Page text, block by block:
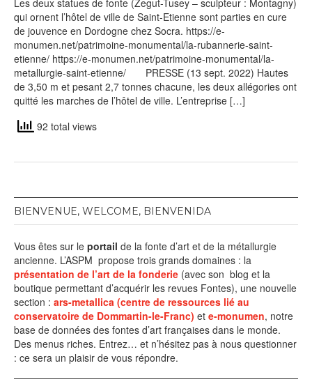
2022
Les deux statues de fonte (Zegut-Tusey – sculpteur : Montagny)
qui ornent l’hôtel de ville de Saint-Etienne sont parties en cure
de jouvence en Dordogne chez Socra. https://e-
monumen.net/patrimoine-monumental/la-rubannerie-saint-
etienne/ https://e-monumen.net/patrimoine-monumental/la-
metallurgie-saint-etienne/ PRESSE (13 sept. 2022) Hautes
de 3,50 m et pesant 2,7 tonnes chacune, les deux allégories ont
quitté les marches de l’hôtel de ville. L’entreprise […]
92 total views
BIENVENUE, WELCOME, BIENVENIDA
Vous êtes sur le portail de la fonte d’art et de la métallurgie
ancienne. L’ASPM propose trois grands domaines : la
présentation de l’art de la fonderie (avec son blog et la
boutique permettant d’acquérir les revues Fontes), une nouvelle
section : ars-metallica (centre de ressources lié au
conservatoire de Dommartin-le-Franc) et e-monumen, notre
base de données des fontes d’art françaises dans le monde.
Des menus riches. Entrez… et n’hésitez pas à nous questionner
: ce sera un plaisir de vous répondre.